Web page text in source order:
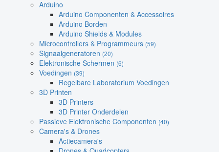
Arduino
Arduino Componenten & Accessoires
Arduino Borden
Arduino Shields & Modules
Microcontrollers & Programmeurs (59)
Signaalgeneratoren (20)
Elektronische Schermen (6)
Voedingen (39)
Regelbare Laboratorium Voedingen
3D Printen
3D Printers
3D Printer Onderdelen
Passieve Elektronische Componenten (40)
Camera's & Drones
Actiecamera's